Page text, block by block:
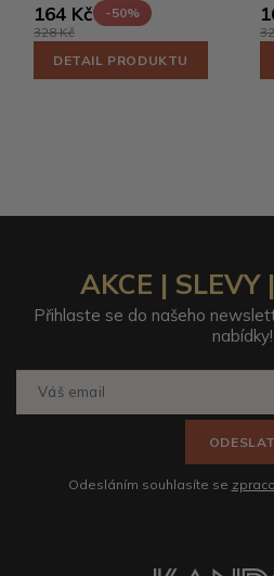
164 Kč
-50%
328 Kč
DETAIL PRODUKTU
AKCE | SLEVY
Přihlaste se do našeho
nabídky!
ODESLAT
Odesláním souhlasíte se